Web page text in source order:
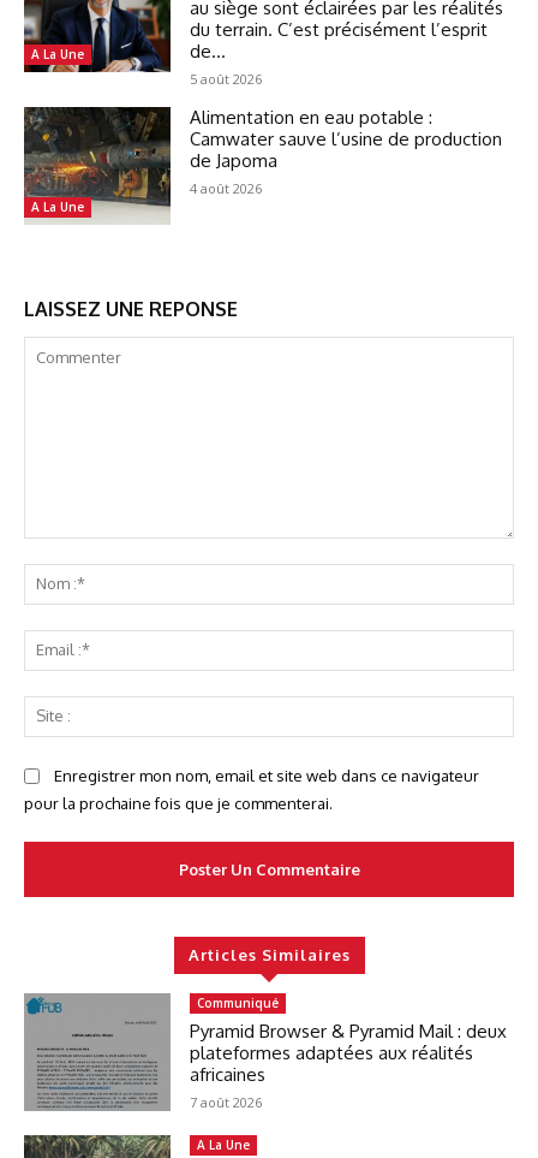
A La Une
au siège sont éclairées par les réalités
du terrain. C’est précisément l’esprit
de...
5 août 2026
A La Une
Alimentation en eau potable :
Camwater sauve l’usine de production
de Japoma
4 août 2026
LAISSEZ UNE REPONSE
:*
:*
:
Enregistrer mon nom, email et site web dans ce navigateur
pour la prochaine fois que je commenterai.
Articles Similaires
Communiqué
Pyramid Browser & Pyramid Mail : deux
plateformes adaptées aux réalités
africaines
7 août 2026
A La Une